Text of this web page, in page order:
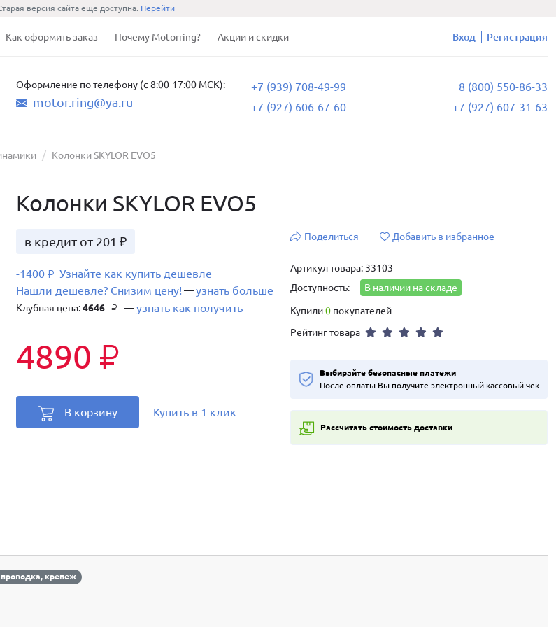
версия сайта еще доступна. Перейти
Как оформить заказ Почему Motorring? Акции и скидки Вход Регистрация
Оформление по телефону (с 8:00-17:00 МСК):
motor.ring@ya.ru
+7 (939) 708-49-99
+7 (927) 606-67-60
8 (800) 550-86-33
+7 (927) 607-31-63
Колонки SKYLOR EVO5
Колонки SKYLOR EVO5
в кредит от 201 ₽
-1400 ₽ Узнайте как купить дешевле
Нашли дешевле? Снизим цену! —узнать больше
Клубная цена:4646 ₽ —узнать как получить
4890 ₽
В корзину Купить в 1 клик
Поделиться Добавить в избранное
Артикул товара: 33103
Доступность:
В наличии на складе
Купили0 покупателей
Рейтинг товара
Выбирайте безопасные платежи
После оплаты Вы получите электронный кассовый чек
Рассчитать стоимость доставки
крепеж